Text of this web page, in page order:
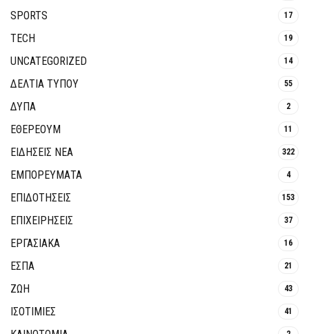
SPORTS 17
TECH 19
UNCATEGORIZED 14
ΔΕΛΤΙΑ ΤΥΠΟΥ 55
ΔΥΠΑ 2
ΕΘΈΡΕΟΥΜ 11
ΕΙΔΗΣΕΙΣ ΝΕΑ 322
ΕΜΠΟΡΕΥΜΑΤΑ 4
ΕΠΙΔΟΤΗΣΕΙΣ 153
ΕΠΙΧΕΙΡΗΣΕΙΣ 37
ΕΡΓΑΣΙΑΚΑ 16
ΕΣΠΑ 21
ΖΩΗ 43
ΙΣΟΤΙΜΙΕΣ 41